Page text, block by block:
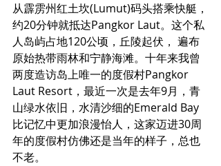
从霹雳州红土坎(Lumut)码头搭乘快艇，
约20分钟就抵达Pangkor Laut。这个私
人岛屿占地120公顷，丘陵起伏， 遍布
原始热带雨林和宁静海滩。十年来我曾
两度造访岛上唯一的度假村Pangkor
Laut Resort，最近一次是去年9月，青
山绿水依旧，水清沙细的Emerald Bay
比记忆中更加浪漫怡人，这家迈进30周
年的度假村仿佛还是当年的样子，总也
不老。